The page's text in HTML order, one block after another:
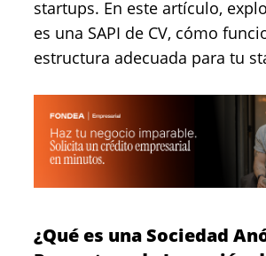
startups. En este artículo,
es una SAPI de CV, cómo
estructura adecuada para tu
¿Qué es una Sociedad